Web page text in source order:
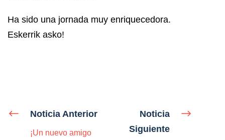
Ha sido una jornada muy enriquecedora.
Eskerrik asko!
Noticia Anterior
¡Un nuevo amigo
Noticia
Siguiente